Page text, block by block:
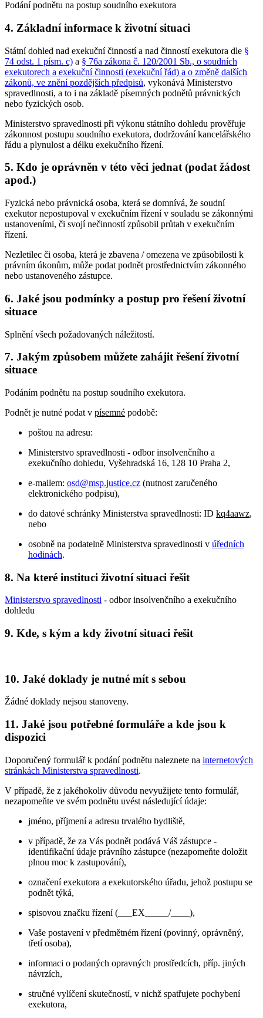
Podání podnětu na postup soudního exekutora
4. Základní informace k životní situaci
Státní dohled nad exekuční činností a nad činností exekutora dle §
74 odst. 1 písm. c) a § 76a zákona č. 120/2001 Sb., o soudních
exekutorech a exekuční činnosti (exekuční řád) a o změně dalších
zákonů, ve znění pozdějších předpisů, vykonává Ministerstvo
spravedlnosti, a to i na základě písemných podnětů právnických
nebo fyzických osob.
Ministerstvo spravedlnosti při výkonu státního dohledu prověřuje
zákonnost postupu soudního exekutora, dodržování kancelářského
řádu a plynulost a délku exekučního řízení.
5. Kdo je oprávněn v této věci jednat (podat žádost
apod.)
Fyzická nebo právnická osoba, která se domnívá, že soudní
exekutor nepostupoval v exekučním řízení v souladu se zákonnými
ustanoveními, či svojí nečinností způsobil průtah v exekučním
řízení.
Nezletilec či osoba, která je zbavena / omezena ve způsobilosti k
právním úkonům, může podat podnět prostřednictvím zákonného
nebo ustanoveného zástupce.
6. Jaké jsou podmínky a postup pro řešení životní
situace
Splnění všech požadovaných náležitostí.
7. Jakým způsobem můžete zahájit řešení životní
situace
Podáním podnětu na postup soudního exekutora.
Podnět je nutné podat v písemné podobě:
poštou na adresu:
Ministerstvo spravedlnosti - odbor insolvenčního a
exekučního dohledu, Vyšehradská 16, 128 10 Praha 2,
e-mailem: osd@msp.justice.cz (nutnost zaručeného
elektronického podpisu),
do datové schránky Ministerstva spravedlnosti: ID kq4aawz,
nebo
osobně na podatelně Ministerstva spravedlnosti v úředních
hodinách.
8. Na které instituci životní situaci řešit
Ministerstvo spravedlnosti - odbor insolvenčního a exekučního
dohledu
9. Kde, s kým a kdy životní situaci řešit
10. Jaké doklady je nutné mít s sebou
Žádné doklady nejsou stanoveny.
11. Jaké jsou potřebné formuláře a kde jsou k
dispozici
Doporučený formulář k podání podnětu naleznete na internetových
stránkách Ministerstva spravedlnosti.
V případě, že z jakéhokoliv důvodu nevyužijete tento formulář,
nezapomeňte ve svém podnětu uvést následující údaje:
jméno, příjmení a adresu trvalého bydliště,
v případě, že za Vás podnět podává Váš zástupce -
identifikační údaje právního zástupce (nezapomeňte doložit
plnou moc k zastupování),
označení exekutora a exekutorského úřadu, jehož postupu se
podnět týká,
spisovou značku řízení (___EX_____/____),
Vaše postavení v předmětném řízení (povinný, oprávněný,
třetí osoba),
informaci o podaných opravných prostředcích, příp. jiných
návrzích,
stručné vylíčení skutečností, v nichž spatřujete pochybení
exekutora,